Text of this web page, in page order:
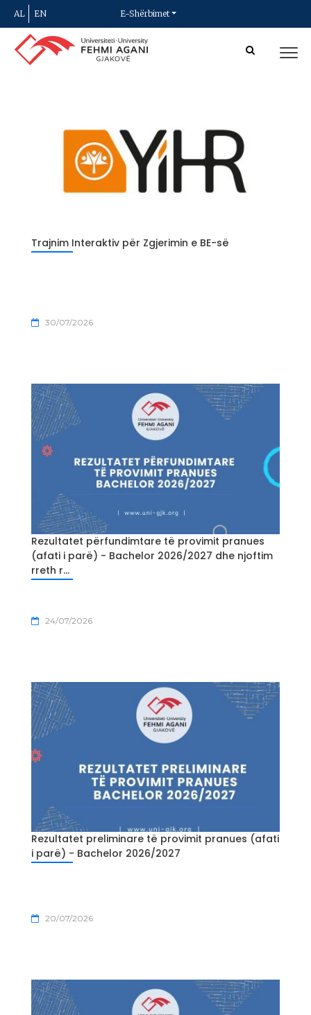
AL EN E-Shërbimet
Trajnim Interaktiv për Zgjerimin e BE-së
30/07/2026
Rezultatet përfundimtare të provimit pranues
(afati i parë) - Bachelor 2026/2027 dhe njoftim
rreth r...
24/07/2026
Rezultatet preliminare të provimit pranues (afati
i parë) - Bachelor 2026/2027
20/07/2026